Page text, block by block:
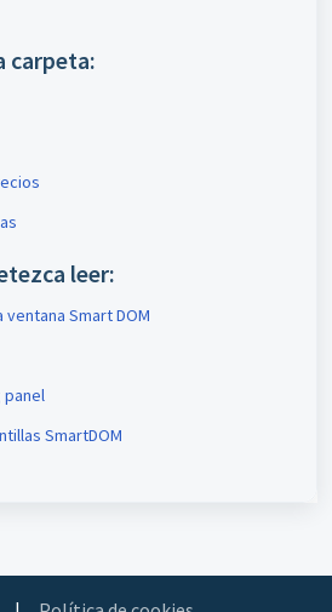
carpeta:
leer:
Smart DOM
panel
SmartDOM